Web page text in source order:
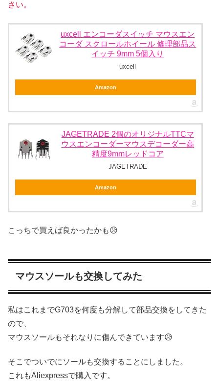
さい。
uxcell エンコーダスイッチ マウスエン
コーダ スクロールホイール 修理部品ス
イッチ 9mm 5個入り
uxcell
Amazon
JAGETRADE 2個のオリジナルTTCマ
ウスエンコーダーマウスデコーダー高
精度9mmレッドコア
JAGETRADE
Amazon
こっちで買えば良かったかも😥
マウスソールも交換してみた
私はこれまでG703を何度も分解して部品交換をしてきた
ので、
マウスソールもそれなりに傷んできています😥
そこでついでにソールも交換することにしました。
これもAliexpressで購入です。